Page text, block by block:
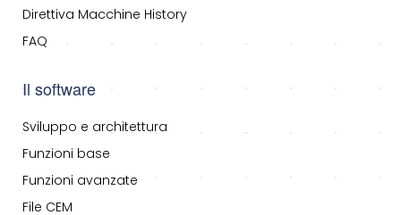
Direttiva Macchine History
FAQ
Il software
Sviluppo e architettura
Funzioni base
Funzioni avanzate
File CEM